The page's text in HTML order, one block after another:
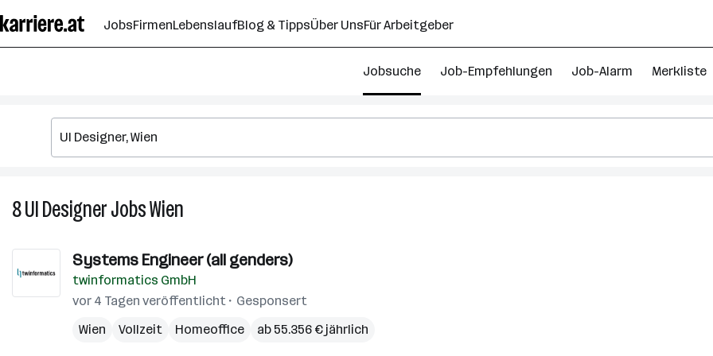
Seiteninhalt
springen
JobsFirmenLebenslaufBlog & TippsÜber UnsFür Arbeitgeber
Jobsuche Job-Empfehlungen Job-Alarm Merkliste
8UI DesignerJobsWien
Jobs
in
Wien
Systems Engineer (all genders)
twinformatics GmbH
vor 4 Tagen veröffentlicht
Gesponsert
Wien
Vollzeit Homeoffice ab 55.356 € jährlich